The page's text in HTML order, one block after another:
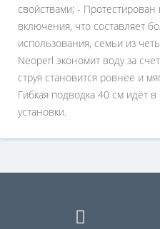
свойствами; -
включения, что составляет
использования, семьи из
Neoperl экономит воду за
струя становится ровнее и
Гибкая подводка 40 см идёт
установки.